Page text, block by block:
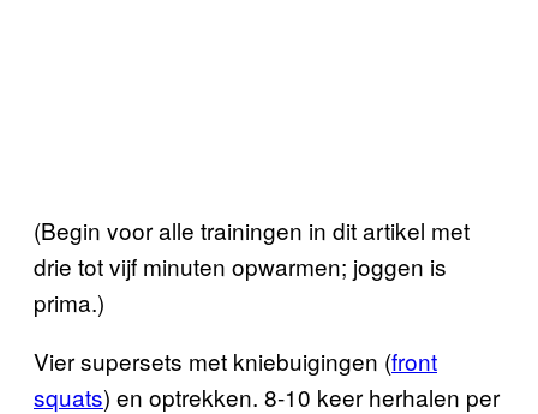
(Begin voor alle trainingen in dit artikel met
drie tot vijf minuten opwarmen; joggen is
prima.)
Vier supersets met kniebuigingen (front
squats) en optrekken. 8-10 keer herhalen per